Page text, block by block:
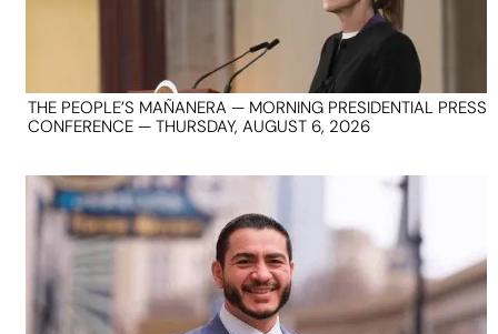
THE PEOPLE’S MAÑANERA — MORNING PRESIDENTIAL PRESS
CONFERENCE — THURSDAY, AUGUST 6, 2026